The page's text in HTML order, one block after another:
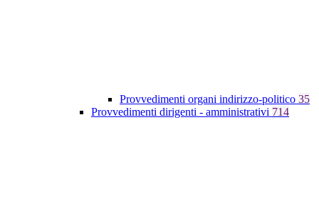
Provvedimenti organi indirizzo-politico 35
Provvedimenti dirigenti - amministrativi 714